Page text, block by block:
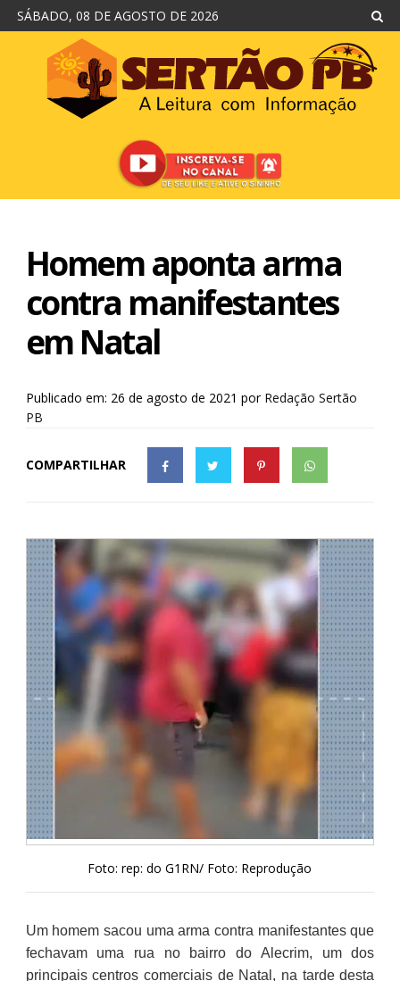
SÁBADO, 08 DE AGOSTO DE 2026
Homem aponta arma
contra manifestantes
em Natal
Publicado em: 26 de agosto de 2021 por Redação Sertão
PB
COMPARTILHAR
Foto: rep: do G1RN/ Foto: Reprodução
Um homem sacou uma arma contra manifestantes que
fechavam uma rua no bairro do Alecrim, um dos
principais centros comerciais de Natal, na tarde desta